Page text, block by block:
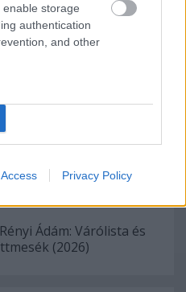
storage
authentication
and other
Privacy Policy
Biedermann: Lázár
Ádám: Várólista és
(2026)